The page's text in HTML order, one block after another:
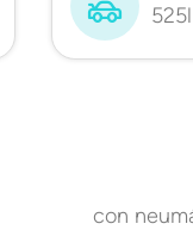
525l
con